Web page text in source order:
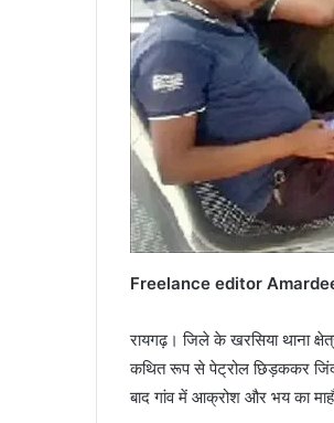
Freelance editor
रायगढ़। जिले के खरसिया थाना
कथित रूप से पेट्रोल छिड़ककर
बाद गांव में आक्रोश और भय का